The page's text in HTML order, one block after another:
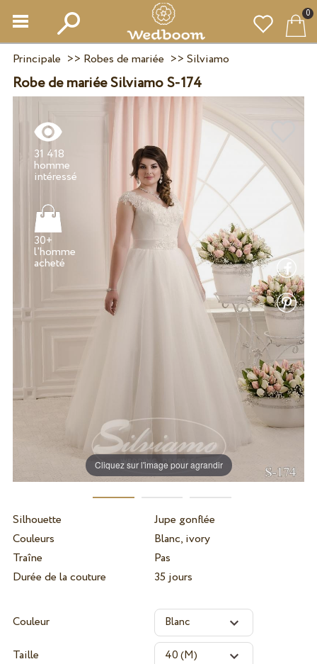
0
Principale >> Robes de mariée >> Silviamo
Robe de mariée Silviamo S-174
Cliquez sur l'image pour agrandir
31 418
homme
30+
l'homme
Silhouette
Jupe gonflée
Couleurs
Blanc, ivory
Traîne
Pas
Durée de la couture
35 jours
Couleur
Taille